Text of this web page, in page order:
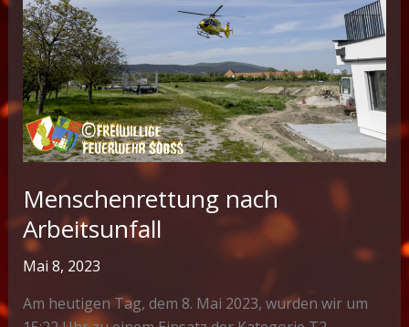
Menschenrettung nach
Arbeitsunfall
Mai 8, 2023
Am heutigen Tag, dem 8. Mai 2023, wurden wir um